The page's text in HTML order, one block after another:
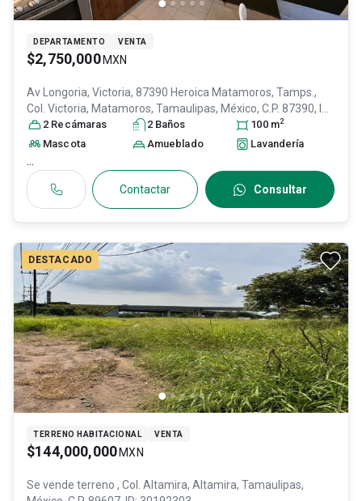
DEPARTAMENTO VENTA
$2,750,000 MXN
Av Longoria, Victoria, 87390 Heroica Matamoros, Tamps.,
Col. Victoria, Matamoros, Tamaulipas, México, C.P. 87390, ID:
30864116
2 Recámaras 2 Baños 100 m2
Mascota Amueblado Lavandería
...
Contactar Consultar
DESTACADO
TERRENO HABITACIONAL VENTA
$144,000,000 MXN
Se vende terreno , Col. Altamira, Altamira, Tamaulipas,